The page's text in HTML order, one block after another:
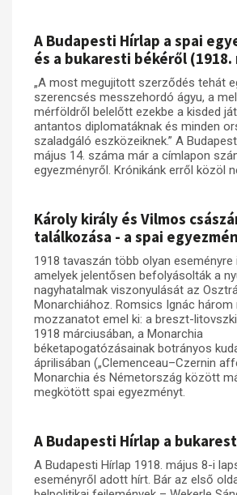
A Budapesti Hírlap a spai
és a bukaresti békéről (1918.
„A most megujitott szerződés tehát
szerencsés messzehordó ágyu, a
mérföldről belelőtt ezekbe a kisded
antantos diplomatáknak és minden
szaladgáló eszközeiknek.” A
május 14. száma már a címlapon
egyezményről. Krónikánk erről közöl
Károly király és Vilmos
találkozása - a spai
1918 tavaszán több olyan eseményre
amelyek jelentősen befolyásolták a
nagyhatalmak viszonyulását az
Monarchiához. Romsics Ignác
mozzanatot emel ki: a breszt-
1918 márciusában, a Monarchia
béketapogatózásainak botrányos
áprilisában („Clemenceau–Czernin
Monarchia és Németország között
megkötött spai egyezményt.
A Budapesti Hírlap a
A Budapesti Hírlap 1918. május 8-i
eseményről adott hírt. Bár az első